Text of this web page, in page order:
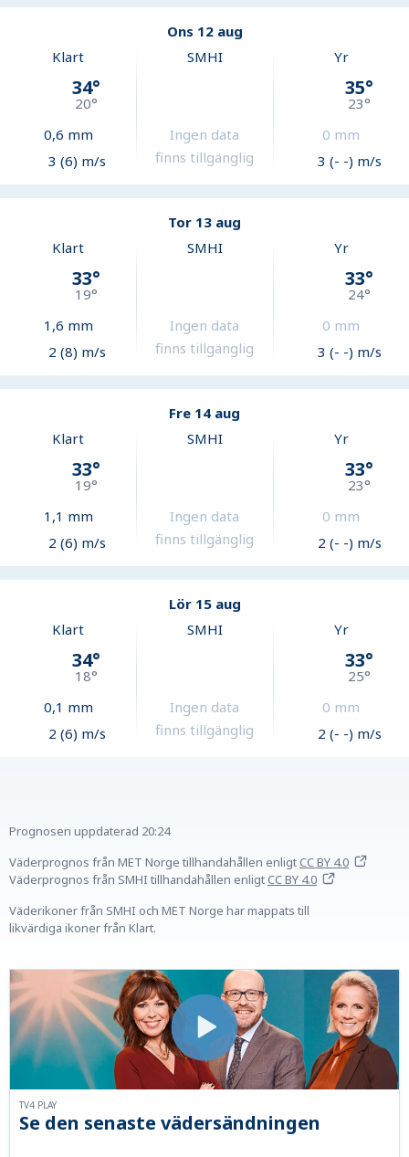
Ons 12 aug
Klart
34°
20°
0,6 mm
3 (6) m/s
SMHI
Ingen data
finns tillgänglig
Yr
35°
23°
0 mm
3 (- -) m/s
Tor 13 aug
Klart
33°
19°
1,6 mm
2 (8) m/s
SMHI
Ingen data
finns tillgänglig
Yr
33°
24°
0 mm
3 (- -) m/s
Fre 14 aug
Klart
33°
19°
1,1 mm
2 (6) m/s
SMHI
Ingen data
finns tillgänglig
Yr
33°
23°
0 mm
2 (- -) m/s
Lör 15 aug
Klart
34°
18°
0,1 mm
2 (6) m/s
SMHI
Ingen data
finns tillgänglig
Yr
33°
25°
0 mm
2 (- -) m/s
Prognosen uppdaterad 20:24
Väderprognos från MET Norge tillhandahållen enligtCC BY 4.0
Väderprognos från SMHI tillhandahållen enligtCC BY 4.0
Väderikoner från SMHI och MET Norge har mappats till
likvärdiga ikoner från Klart.
Se den senaste vädersändningen
TV4 PLAY